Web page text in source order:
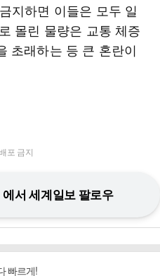
지하면 이들은 모두 일
몰린 물량은 교통 체증
초래하는 등 큰 혼란이
포 금지
에서 세계일보 팔로우
빠르게!